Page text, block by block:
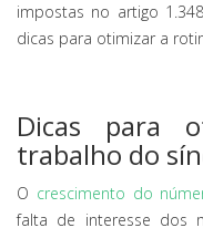
impostas no artigo
dicas para otimizar a
Dicas para
trabalho do
O crescimento do
falta de interesse dos